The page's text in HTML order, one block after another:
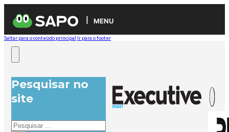
MENU
Saltar para o conteúdo principal Ir para o footer
Pesquisar no
site
Pesquisar